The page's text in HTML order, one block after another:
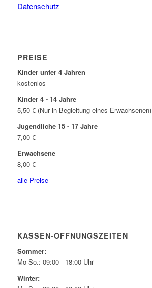
Datenschutz
PREISE
Kinder unter 4 Jahren
kostenlos
Kinder 4 - 14 Jahre
5,50 € (Nur in Begleitung eines Erwachsenen)
Jugendliche 15 - 17 Jahre
7,00 €
Erwachsene
8,00 €
alle Preise
KASSEN-ÖFFNUNGSZEITEN
Sommer:
Mo-So.: 09:00 - 18:00 Uhr
Winter: